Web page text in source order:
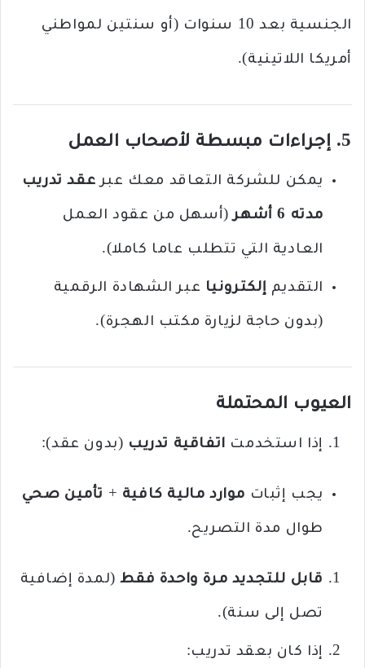
الجنسية بعد 10 سنوات (أو سنتين لمواطني
أمريكا اللاتينية).
5. إجراءات مبسطة لأصحاب العمل
يمكن للشركة التعاقد معك عبر عقد تدريب
مدته 6 أشهر (أسهل من عقود العمل
العادية التي تتطلب عاما كاملا).
التقديم إلكترونيا عبر الشهادة الرقمية
(بدون حاجة لزيارة مكتب الهجرة).
العيوب المحتملة
إذا استخدمت اتفاقية تدريب (بدون عقد):
يجب إثبات موارد مالية كافية + تأمين صحي
طوال مدة التصريح.
قابل للتجديد مرة واحدة فقط(لمدة إضافية
تصل إلى سنة).
إذا كان بعقد تدريب: